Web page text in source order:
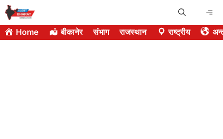
Skip
to
content
Home बीकानेर संभाग राजस्थान राष्ट्रीय